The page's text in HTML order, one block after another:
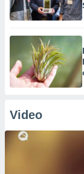
Video